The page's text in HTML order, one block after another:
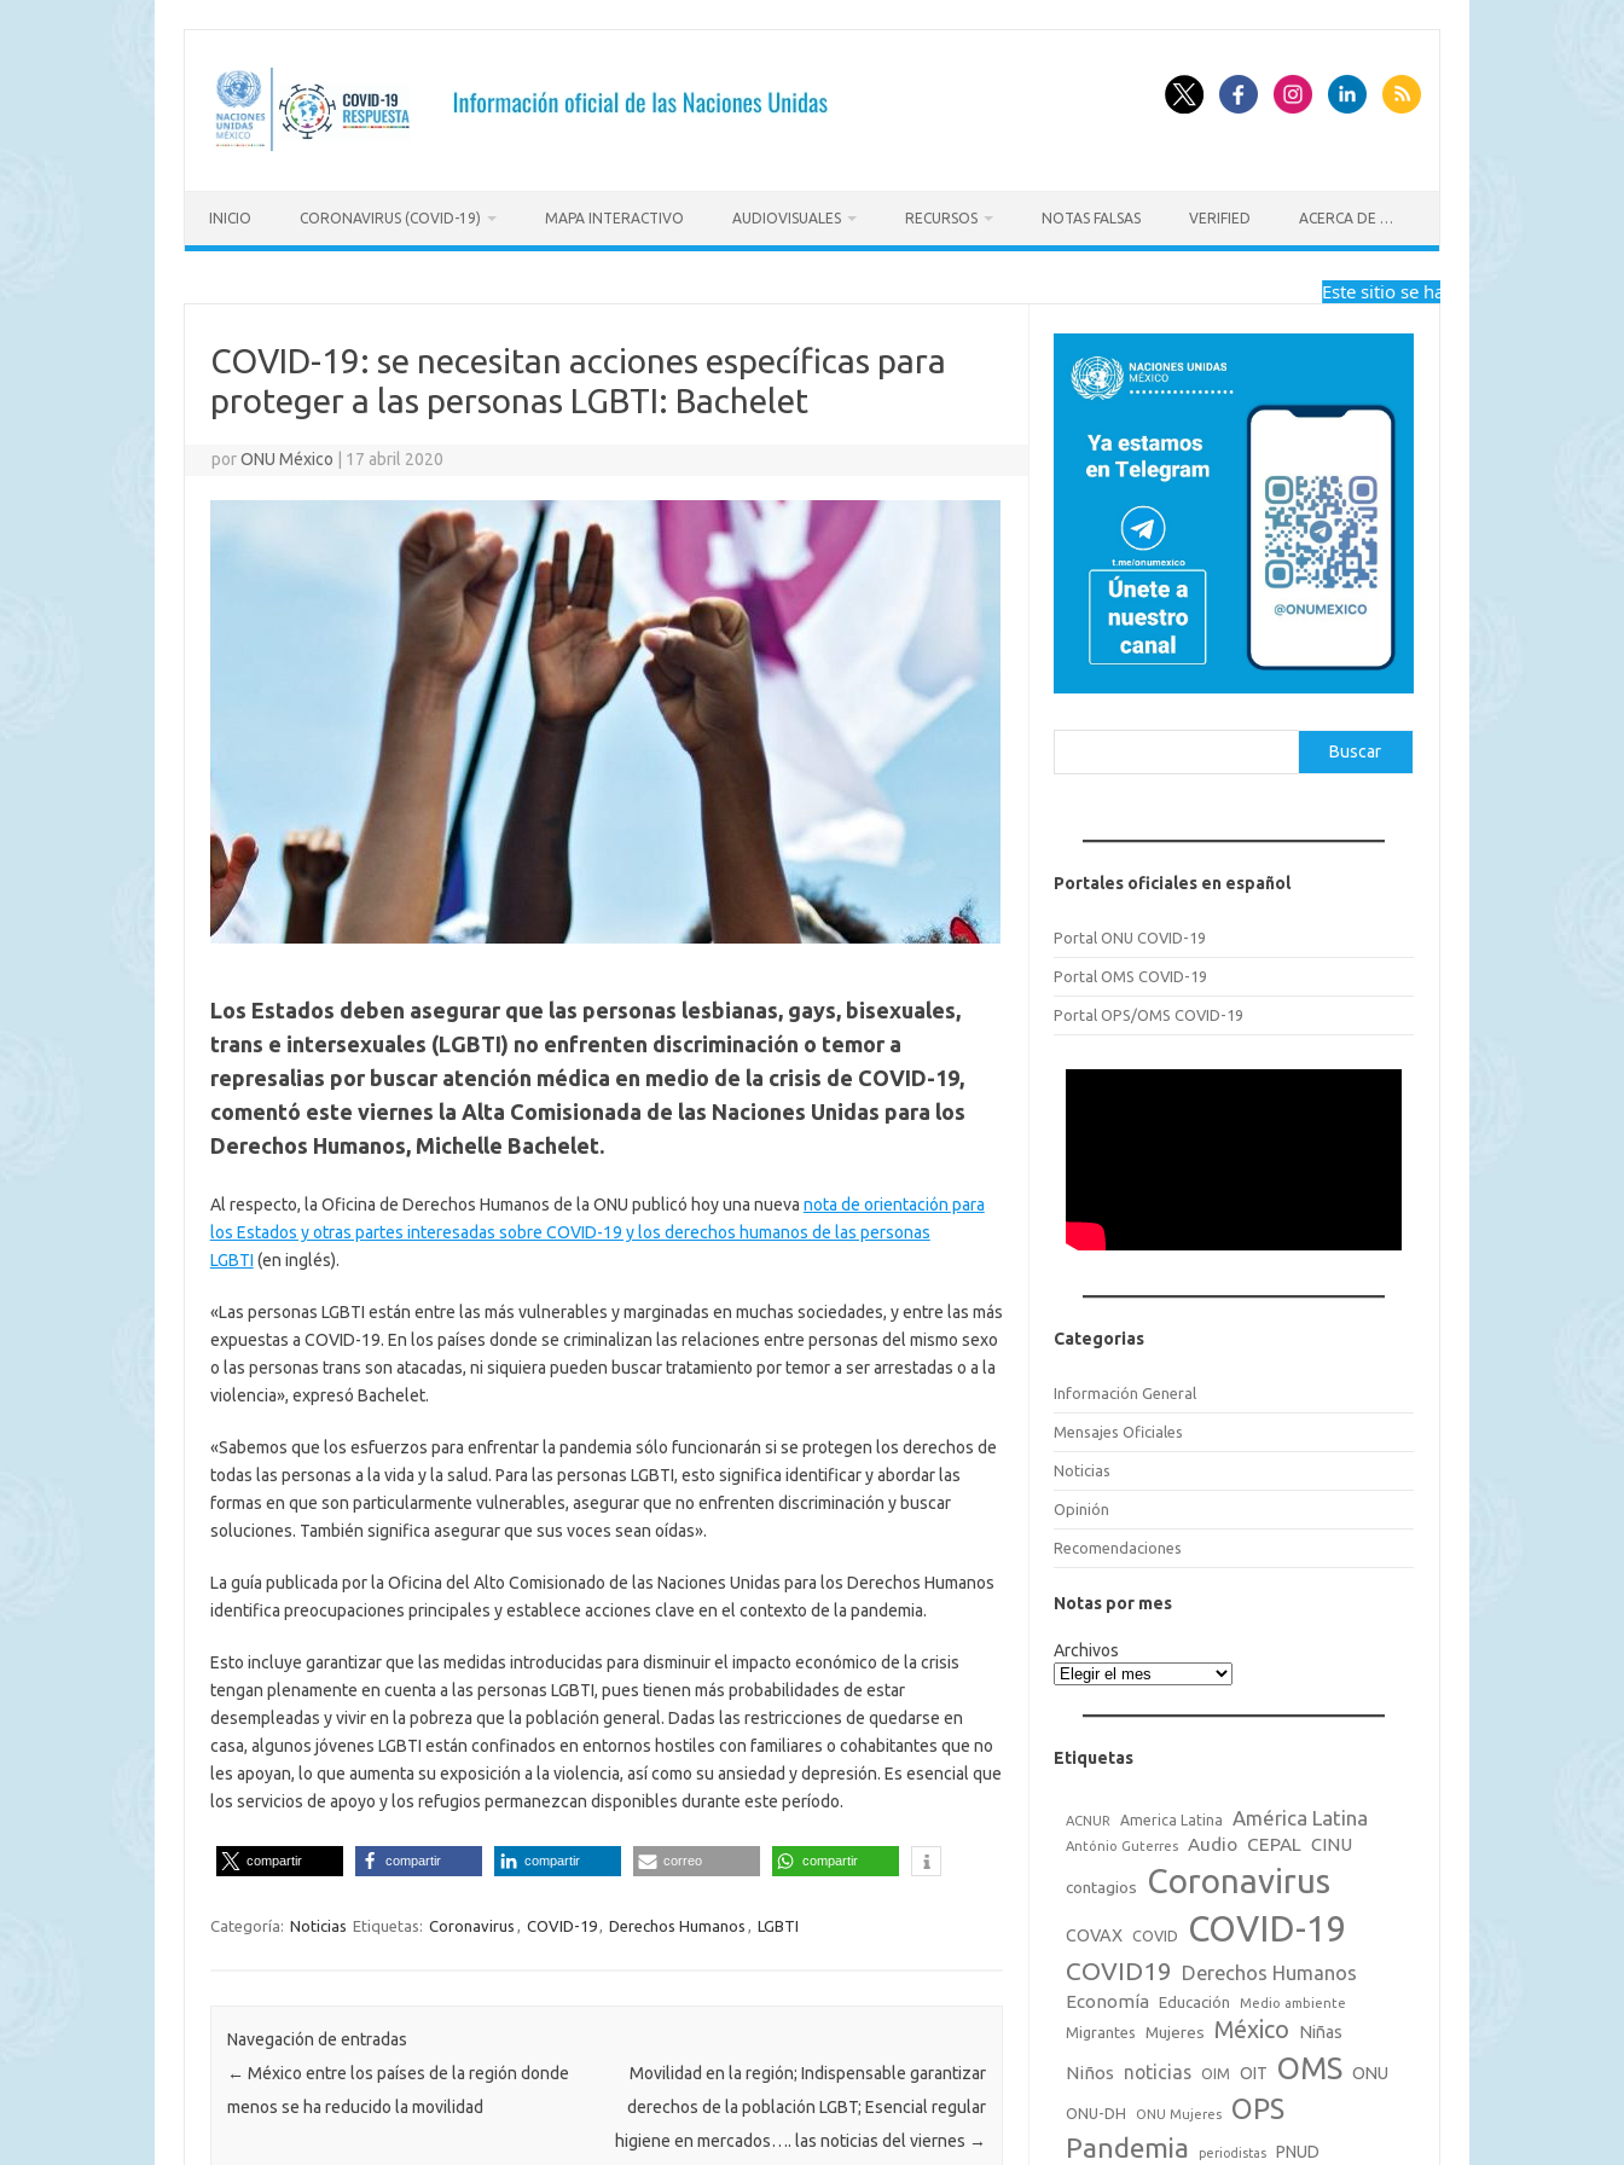
contenido
INICIO CORONAVIRUS (COVID-19) MAPA INTERACTIVO AUDIOVISUALES RECURSOS NOTAS FALSAS VERIFIED ACERCA DE …
Este sitio se ha dejado de actualizar
COVID-19: se necesitan acciones específicas para
proteger a las personas LGBTI: Bachelet
porONU México 17 abril 2020
Los Estados deben asegurar que las personas lesbianas, gays, bisexuales,
trans e intersexuales (LGBTI) no enfrenten discriminación o temor a
represalias por buscar atención médica en medio de la crisis de COVID-19,
comentó este viernes la Alta Comisionada de las Naciones Unidas para los
Derechos Humanos, Michelle Bachelet.
Al respecto, la Oficina de Derechos Humanos de la ONU publicó hoy una nueva nota de orientación para
los Estados y otras partes interesadas sobre COVID-19 y los derechos humanos de las personas
LGBTI (en inglés).
«Las personas LGBTI están entre las más vulnerables y marginadas en muchas sociedades, y entre las más
expuestas a COVID-19. En los países donde se criminalizan las relaciones entre personas del mismo sexo
o las personas trans son atacadas, ni siquiera pueden buscar tratamiento por temor a ser arrestadas o a la
violencia», expresó Bachelet.
«Sabemos que los esfuerzos para enfrentar la pandemia sólo funcionarán si se protegen los derechos de
todas las personas a la vida y la salud. Para las personas LGBTI, esto significa identificar y abordar las
formas en que son particularmente vulnerables, asegurar que no enfrenten discriminación y buscar
soluciones. También significa asegurar que sus voces sean oídas».
La guía publicada por la Oficina del Alto Comisionado de las Naciones Unidas para los Derechos Humanos
identifica preocupaciones principales y establece acciones clave en el contexto de la pandemia.
Esto incluye garantizar que las medidas introducidas para disminuir el impacto económico de la crisis
tengan plenamente en cuenta a las personas LGBTI, pues tienen más probabilidades de estar
desempleadas y vivir en la pobreza que la población general. Dadas las restricciones de quedarse en
casa, algunos jóvenes LGBTI están confinados en entornos hostiles con familiares o cohabitantes que no
les apoyan, lo que aumenta su exposición a la violencia, así como su ansiedad y depresión. Es esencial que
los servicios de apoyo y los refugios permanezcan disponibles durante este período.
compartir compartir compartir correo compartir
Categoría: Noticias Etiquetas: Coronavirus , COVID-19, Derechos Humanos , LGBTI
Navegación de entradas
← México entre los países de la región donde
menos se ha reducido la movilidad
Movilidad en la región; Indispensable garantizar
derechos de la población LGBT; Esencial regular
higiene en mercados…. las noticias del viernes →
Buscar
Portales oficiales en español
Portal ONU COVID-19
Portal OMS COVID-19
Portal OPS/OMS COVID-19
Categorias
Información General
Mensajes Oficiales
Noticias
Opinión
Recomendaciones
Notas por mes
Archivos
Etiquetas
ACNUR America Latina América Latina
António Guterres Audio CEPAL CINU
contagios Coronavirus
COVAX COVID COVID-19
COVID19 Derechos Humanos
Economía Educación Medio ambiente
Migrantes Mujeres México Niñas
Niños noticias OIM OIT OMS ONU
ONU-DH ONU Mujeres OPS
Pandemia periodistas PNUD